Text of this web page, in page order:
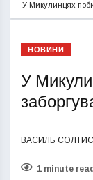
У Микулинцях
НОВИНИ
У
ВАСИЛЬ СОЛТИС
1 minute read